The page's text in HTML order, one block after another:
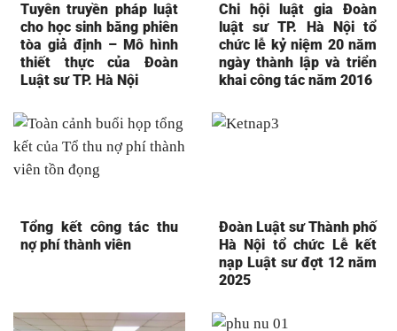
Tuyên truyền pháp luật
cho học sinh bằng phiên
tòa giả định – Mô hình
thiết thực của Đoàn
Luật sư TP. Hà Nội
Chi hội luật gia Đoàn
luật sư TP. Hà Nội tổ
chức lễ kỷ niệm 20 năm
ngày thành lập và triển
khai công tác năm 2016
Tổng kết công tác thu
nợ phí thành viên
Đoàn Luật sư Thành phố
Hà Nội tổ chức Lễ kết
nạp Luật sư đợt 12 năm
2025